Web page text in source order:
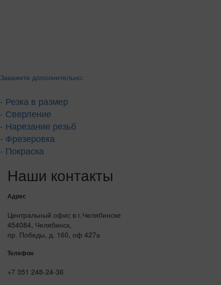
Закажите дополнительно:
- Резка в размер
- Сверление
- Нарезание резьб
- Фрезеровка
- Покраска
Наши контакты
Адрес
Центральный офис в г.Челябинске
454084, Челябинск,
пр. Победы, д. 160, оф 427а
Телефон
+7 351 248-24-36